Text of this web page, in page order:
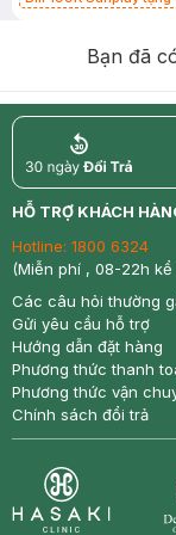
Bạn đã
return
HỖ TRỢ KHÁCH
Hotline: 1800 6324
(Miễn phí , 08-22h kể
Các câu hỏi thường
Gửi yêu cầu hỗ trợ
Hướng dẫn đặt hàng
Phương thức thanh
Phương thức vận
Chính sách đổi trả